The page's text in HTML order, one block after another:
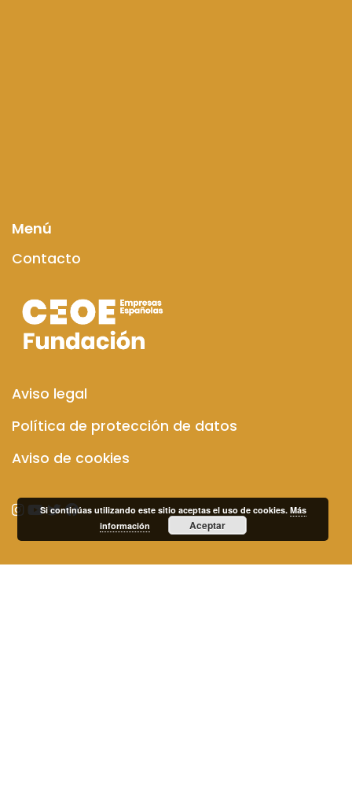
Menú
Contacto
Aviso legal
Política de protección de datos
Aviso de cookies
Si continúas utilizando este sitio aceptas el uso de cookies. Más
información
Aceptar